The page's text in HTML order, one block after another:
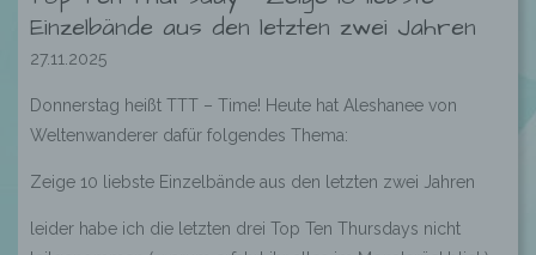
Einzelbände aus den letzten zwei Jahren
27.11.2025
Donnerstag heißt TTT – Time! Heute hat Aleshanee von
Weltenwanderer dafür folgendes Thema:
Zeige 10 liebste Einzelbände aus den letzten zwei Jahren
leider habe ich die letzten drei Top Ten Thursdays nicht